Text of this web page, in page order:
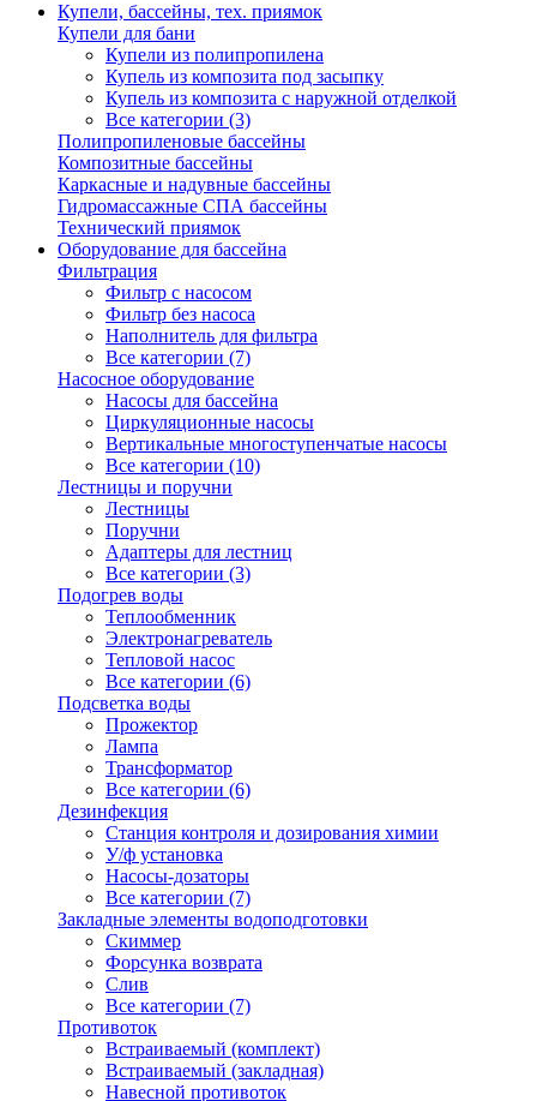
Купели, бассейны, тех. приямок
Купели для бани
Купели из полипропилена
Купель из композита под засыпку
Купель из композита с наружной отделкой
Все категории (3)
Полипропиленовые бассейны
Композитные бассейны
Каркасные и надувные бассейны
Гидромассажные СПА бассейны
Технический приямок
Оборудование для бассейна
Фильтрация
Фильтр с насосом
Фильтр без насоса
Наполнитель для фильтра
Все категории (7)
Насосное оборудование
Насосы для бассейна
Циркуляционные насосы
Вертикальные многоступенчатые насосы
Все категории (10)
Лестницы и поручни
Лестницы
Поручни
Адаптеры для лестниц
Все категории (3)
Подогрев воды
Теплообменник
Электронагреватель
Тепловой насос
Все категории (6)
Подсветка воды
Прожектор
Лампа
Трансформатор
Все категории (6)
Дезинфекция
Станция контроля и дозирования химии
У/ф установка
Насосы-дозаторы
Все категории (7)
Закладные элементы водоподготовки
Скиммер
Форсунка возврата
Слив
Все категории (7)
Противоток
Встраиваемый (комплект)
Встраиваемый (закладная)
Навесной противоток